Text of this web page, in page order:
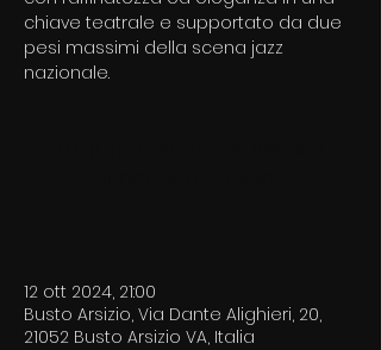
chiave teatrale e supportato da due
pesi massimi della scena jazz
nazionale.
12 ott 2024, 21:00
Busto Arsizio, Via Dante Alighieri, 20,
21052 Busto Arsizio VA, Italia